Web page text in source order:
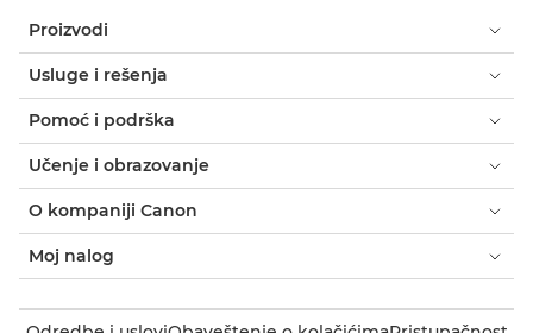
Proizvodi
Usluge i rešenja
Pomoć i podrška
Učenje i obrazovanje
O kompaniji Canon
Moj nalog